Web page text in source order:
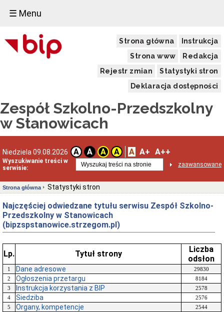
☰ Menu
Strona główna
Instrukcja
Strona www
Redakcja
Rejestr zmian
Statystyki stron
Deklaracja dostępności
Zespół Szkolno-Przedszkolny
w Stanowicach
Niedziela 09.08.2026 A A A A A A+ A++
Wyszukiwanie treści w
serwisie:
zaawansowane
Strona główna Statystyki stron
Najczęściej odwiedzane tytułu serwisu Zespół Szkolno-
Przedszkolny w Stanowicach
(bipzspstanowice.strzegom.pl)
Lp. Tytuł strony
Liczba
odsłon
1 Dane adresowe
29830
2
Ogłoszenia przetargu
8184
3
Instrukcja korzystania z BIP
2578
4
Siedziba
2576
5
Organy, kompetencje
2544